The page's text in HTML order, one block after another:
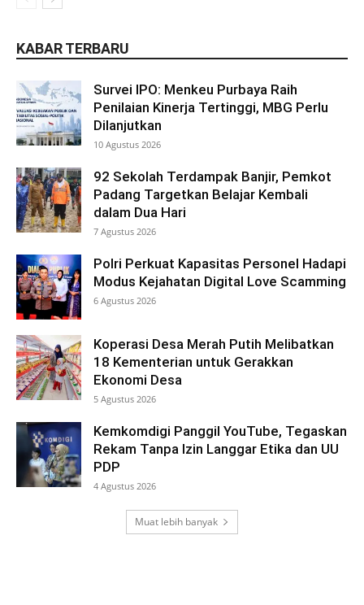
KABAR TERBARU
Survei IPO: Menkeu Purbaya Raih
Penilaian Kinerja Tertinggi, MBG Perlu
Dilanjutkan
10 Agustus 2026
92 Sekolah Terdampak Banjir, Pemkot
Padang Targetkan Belajar Kembali
dalam Dua Hari
7 Agustus 2026
Polri Perkuat Kapasitas Personel Hadapi
Modus Kejahatan Digital Love Scamming
6 Agustus 2026
Koperasi Desa Merah Putih Melibatkan
18 Kementerian untuk Gerakkan
Ekonomi Desa
5 Agustus 2026
Kemkomdigi Panggil YouTube, Tegaskan
Rekam Tanpa Izin Langgar Etika dan UU
PDP
4 Agustus 2026
Muat lebih banyak